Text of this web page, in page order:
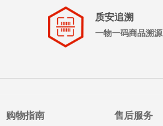
质安追溯
一物一码商品溯源
购物指南 售后服务